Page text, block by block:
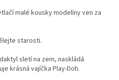
malé kousky modelíny ven za
starosti.
sletí na zem, naskládá
krásná vajíčka Play-Doh.